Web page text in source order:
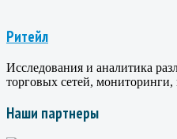
Ритейл
Исследования и аналитика
торговых сетей,
Наши партнеры